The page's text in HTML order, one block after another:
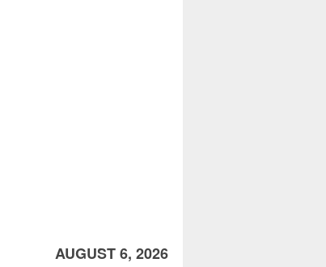
AUGUST 6, 2026